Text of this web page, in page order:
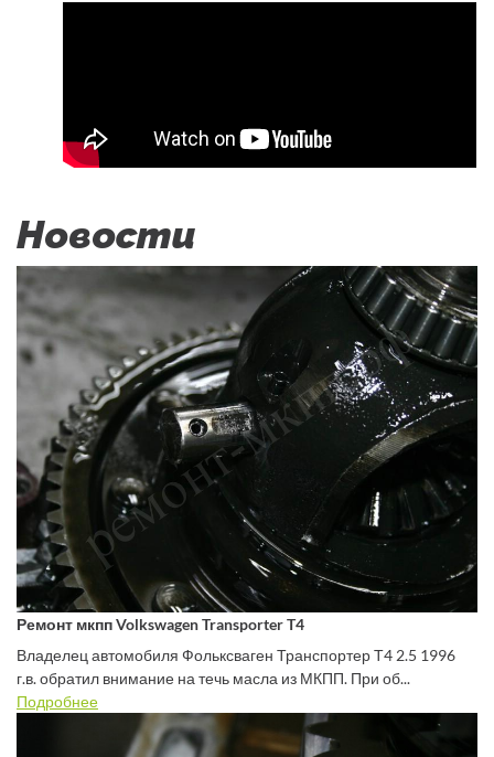
Новости
Ремонт мкпп Volkswagen Transporter T4
Владелец автомобиля Фольксваген Транспортер Т4 2.5 1996
г.в. обратил внимание на течь масла из МКПП. При об...
Подробнее